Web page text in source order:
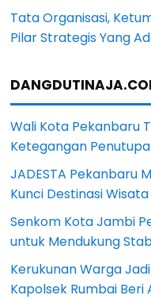
Tata Organisasi,
Pilar Strategis Yang
Wali Kota Pekanbaru
Ketegangan
JADESTA Pekanbaru
Kunci Destinasi
Senkom Kota Jambi
untuk Mendukung
Kerukunan Warga
Kapolsek Rumbai Beri